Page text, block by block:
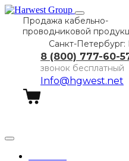
Продажа кабельно-
проводниковой
Санкт-
8 (800) 777-60-
звонок бесплатный
Info@hgwest.net